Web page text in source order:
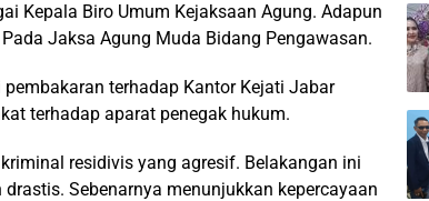
Kepala Biro Umum Kejaksaan Agung. Adapun
Jaksa Agung Muda Bidang Pengawasan.
terhadap Kantor Kejati Jabar
terhadap aparat penegak hukum.
residivis yang agresif. Belakangan ini
Sebenarnya menunjukkan kepercayaan